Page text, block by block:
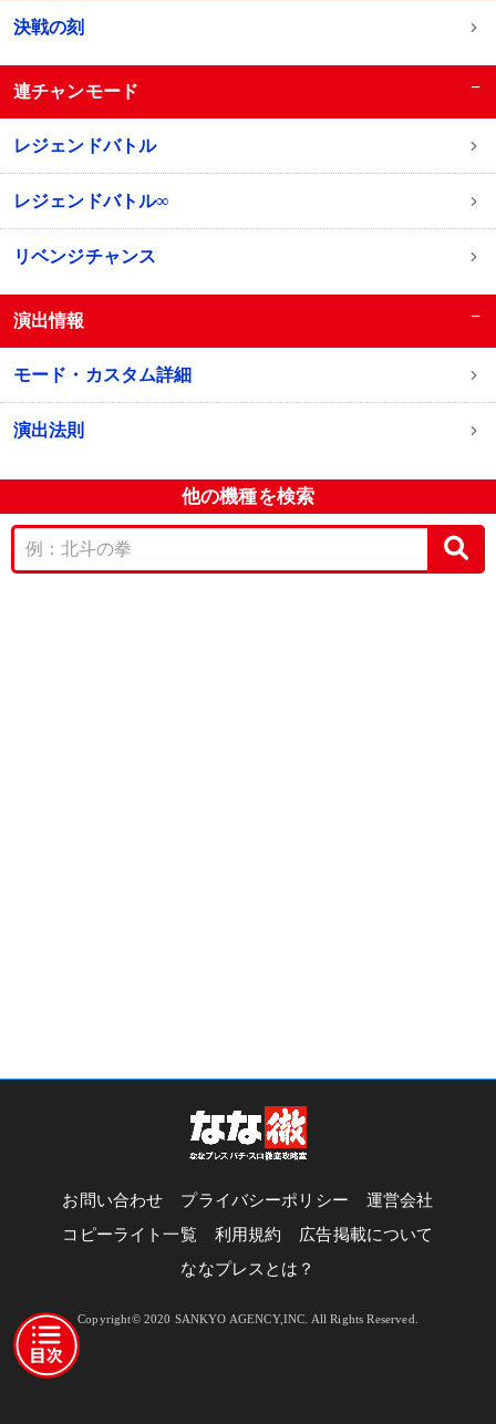
決戦の刻
連チャンモード −
レジェンドバトル
レジェンドバトル∞
リベンジチャンス
演出情報 −
モード・カスタム詳細
演出法則
他の機種を検索
お問い合わせ プライバシーポリシー
運営会社
コピーライト一覧
利用規約
広告掲載について
ななプレスとは？
Copyright© 2020 SANKYO AGENCY,INC. All Rights Reserved.